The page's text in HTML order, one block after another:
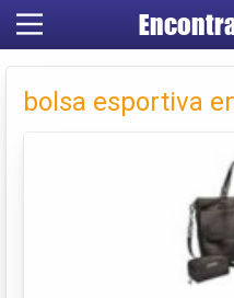
bolsa esportiva